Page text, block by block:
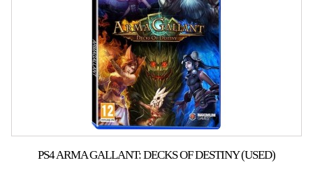
PS4 ARMA GALLANT: DECKS OF DESTINY (USED)